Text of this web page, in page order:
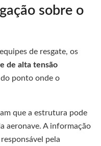
sobre o
de resgate, os
de alta tensão
ponto onde o
que a estrutura pode
aeronave. A informação
responsável pela